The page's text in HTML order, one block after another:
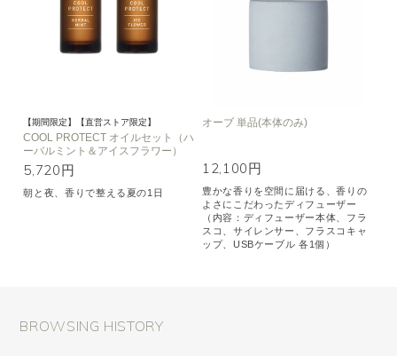
【期間限定】【直営ストア限定】
COOL PROTECT オイルセット（ハ
ーバルミント＆アイスフラワー）
5,720円
朝と夜、香りで整える夏の1日
オーブ 単品(本体のみ)
12,100円
豊かな香りを空間に届ける、香りの
よさにこだわったディフューザー
（内容：ディフューザー本体、フラ
スコ、サイレンサー、フラスコキャ
ップ、USBケーブル 各1個）
BROWSING HISTORY